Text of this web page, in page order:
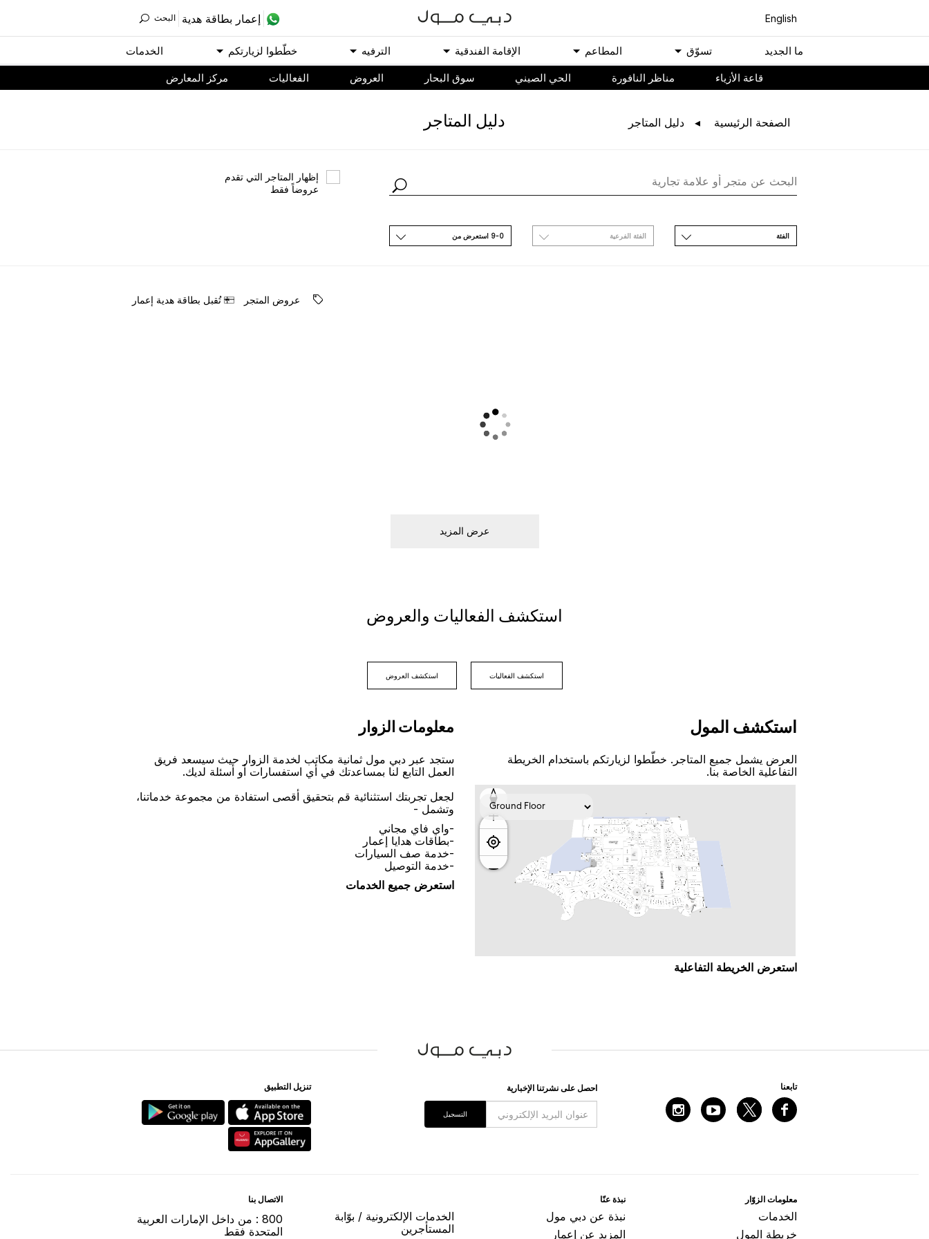
English ﺇﻋﻤﺎﺭ ﺑﻄﺎﻗﺔ ﻫﺪﻳﺔ اﻟﺒﺤﺚ
ﻣﺎ اﻟﺠﺪﻳﺪ ﺗﺴﻮّﻕ اﻟﻤﻄﺎﻋﻢ اﻹﻗﺎﻣﺔ اﻟﻔﻨﺪﻗﻴﺔ اﻟﺘﺮﻓﻴﻪ ﺧﻄّﻄﻮا ﻟﺰﻳﺎﺭﺗﻜﻢ اﻟﺨﺪﻣﺎﺕ
ﻗﺎﻋﺔ اﻷﺯﻳﺎء مناظر النافورة الحي الصيني سوق البحار اﻟﻌﺮﻭﺽ اﻟﻔﻌﺎﻟﻴﺎﺕ مركز المعارض
اﻟﺼﻔﺤﺔ اﻟﺮﺋﻴﺴﻴﺔ ﺩﻟﻴﻞ اﻟﻤﺘﺎﺟﺮ ﺩﻟﻴﻞ اﻟﻤﺘﺎﺟﺮ
ﺇﻇﻬﺎﺭ اﻟﻤﺘﺎﺟﺮ اﻟﺘﻲ ﺗﻘﺪﻡ
ﻋﺮﻭﺿﺎً ﻓﻘﻂ
اﻟﻔﺌﺔ اﻟﻔﺌﺔ اﻟﻔﺮﻋﻴﺔ 9-0 اﺳﺘﻌﺮﺽ ﻣﻦ
ﻋﺮﻭﺽ اﻟﻤﺘﺠﺮ ﺗُﻘﺒﻞ ﺑﻄﺎﻗﺔ ﻫﺪﻳﺔ ﺇﻋﻤﺎﺭ
ﻋﺮﺽ اﻟﻤﺰﻳﺪ
اﺳﺘﻜﺸﻒ اﻟﻔﻌﺎﻟﻴﺎﺕ ﻭاﻟﻌﺮﻭﺽ
اﺳﺘﻜﺸﻒ اﻟﻔﻌﺎﻟﻴﺎﺕ اﺳﺘﻜﺸﻒ اﻟﻌﺮﻭﺽ
اﺳﺘﻜﺸﻒ اﻟﻤﻮﻝ
اﻟﻌﺮﺽ ﻳﺸﻤﻞ ﺟﻤﻴﻊ اﻟﻤﺘﺎﺟﺮ. ﺧﻄّﻄﻮا ﻟﺰﻳﺎﺭﺗﻜﻢ ﺑﺎﺳﺘﺨﺪاﻡ اﻟﺨﺮﻳﻄﺔ
اﻟﺘﻔﺎﻋﻠﻴﺔ اﻟﺨﺎﺻﺔ ﺑﻨﺎ.
اﺳﺘﻌﺮﺽ اﻟﺨﺮﻳﻄﺔ اﻟﺘﻔﺎﻋﻠﻴﺔ
ﻣﻌﻠﻮﻣﺎﺕ اﻟﺰﻭاﺭ
ﺳﺘﺠﺪ ﻋﺒﺮ ﺩﺑﻲ ﻣﻮﻝ ﺛﻤﺎﻧﻴﺔ ﻣﻜﺎﺗﺐ ﻟﺨﺪﻣﺔ اﻟﺰﻭاﺭ ﺣﻴﺚ ﺳﻴﺴﻌﺪ ﻓﺮﻳﻖ
اﻟﻌﻤﻞ اﻟﺘﺎﺑﻊ ﻟﻨﺎ ﺑﻤﺴﺎﻋﺪﺗﻚ ﻓﻲ ﺃﻱ اﺳﺘﻔﺴﺎﺭاﺕ ﺃﻭ ﺃﺳﺌﻠﺔ ﻟﺪﻳﻚ.
ﻟﺠﻌﻞ ﺗﺠﺮﺑﺘﻚ اﺳﺘﺜﻨﺎﺋﻴﺔ ﻗﻢ ﺑﺘﺤﻘﻴﻖ ﺃﻗﺼﻰ اﺳﺘﻔﺎﺩﺓ ﻣﻦ ﻣﺠﻤﻮﻋﺔ ﺧﺪﻣﺎﺗﻨﺎ،
ﻭﺗﺸﻤﻞ -
-ﻭاﻱ ﻓﺎﻱ ﻣﺠﺎﻧﻲ
-ﺑﻄﺎﻗﺎﺕ ﻫﺪاﻳﺎ ﺇﻋﻤﺎﺭ
-ﺧﺪﻣﺔ ﺻﻒ اﻟﺴﻴﺎﺭاﺕ
-ﺧﺪﻣﺔ اﻟﺘﻮﺻﻴﻞ
اﺳﺘﻌﺮﺽ ﺟﻤﻴﻊ اﻟﺨﺪﻣﺎﺕ
ﺗﺎﺑﻌﻨﺎ اﺣﺼﻞ ﻋﻠﻰ ﻧﺸﺮﺗﻨﺎ اﻹﺧﺒﺎﺭﻳﺔ
اﻟﺘﺴﺠﻴﻞ
ﺗﻨﺰﻳﻞ اﻟﺘﻄﺒﻴﻖ
ﻣﻌﻠﻮﻣﺎﺕ اﻟﺰﻭّاﺭ
اﻟﺨﺪﻣﺎﺕ
ﺧﺮﻳﻄﺔ اﻟﻤﻮﻝ
ﻧﺒﺬﺓ ﻋﻨّﺎ
ﻧﺒﺬﺓ ﻋﻦ ﺩﺑﻲ ﻣﻮﻝ
المزيد عن إعمار
اﻟﺨﺪﻣﺎﺕ اﻹﻟﻜﺘﺮﻭﻧﻴﺔ / ﺑﻮّاﺑﺔ
اﻟﻤﺴﺘﺄﺟﺮﻳﻦ
اﻻﺗﺼﺎﻝ ﺑﻨﺎ
800 : ﻣﻦ ﺩاﺧﻞ اﻹﻣﺎﺭاﺕ اﻟﻌﺮﺑﻴﺔ
اﻟﻤﺘﺤﺪﺓ ﻓﻘﻂ